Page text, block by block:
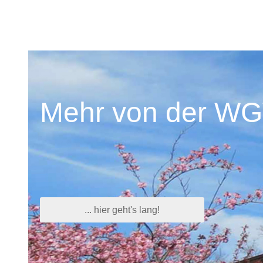
Mehr von der
... hier geht's lang!